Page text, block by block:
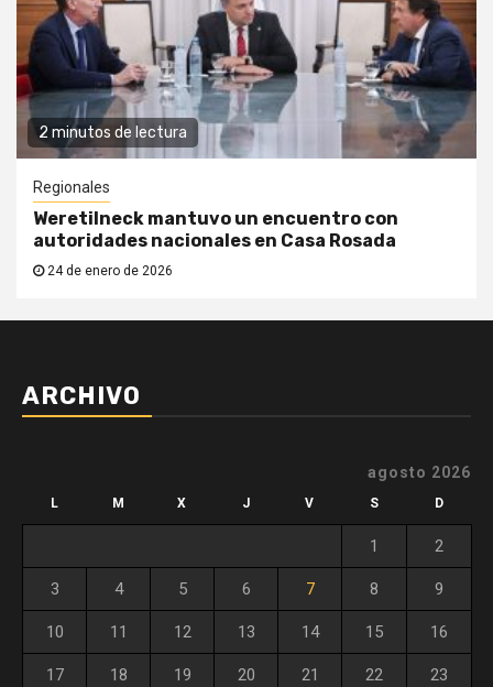
2 minutos de lectura
Regionales
Weretilneck mantuvo un encuentro con
autoridades nacionales en Casa Rosada
24 de enero de 2026
ARCHIVO
agosto 2026
L M X J V S D
1 2
3 4 5 6 7 8 9
10 11 12 13 14 15 16
17 18 19 20 21 22 23